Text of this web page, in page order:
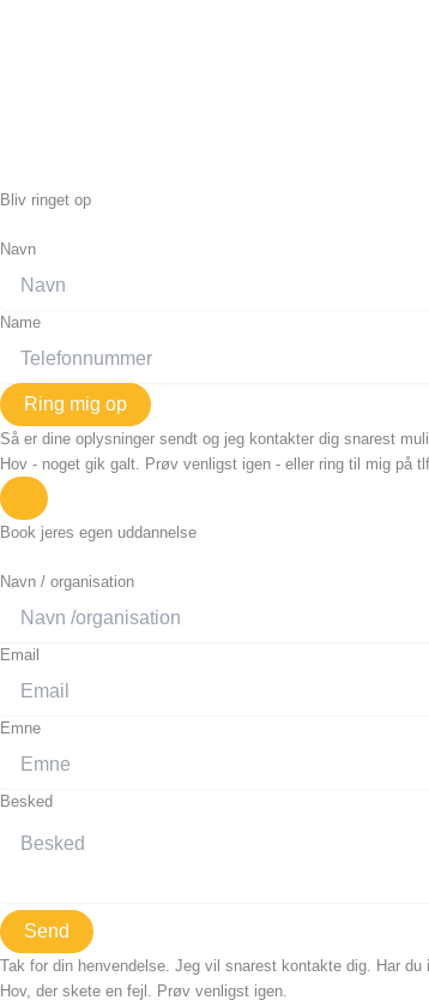
Bliv ringet op
Navn
Name
Ring mig op
Så er dine oplysninger sendt og jeg kontakter dig snarest
Hov - noget gik galt. Prøv venligst igen - eller ring til mig på
Book jeres egen uddannelse
Navn / organisation
Email
Emne
Besked
Send
Tak for din henvendelse. Jeg vil snarest kontakte dig. Har
Hov, der skete en fejl. Prøv venligst igen.